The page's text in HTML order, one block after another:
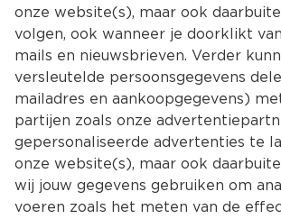
onze website(s), maar ook
volgen, ook wanneer je doorklikt
mails en nieuwsbrieven. Verder
versleutelde persoonsgegevens
mailadres en aankoopgegevens)
partijen zoals onze
gepersonaliseerde advertenties te
onze website(s), maar ook
wij jouw gegevens gebruiken om
voeren zoals het meten van de